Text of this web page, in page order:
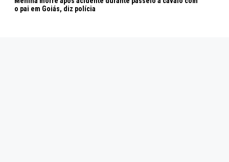
o pai em Goiás, diz polícia